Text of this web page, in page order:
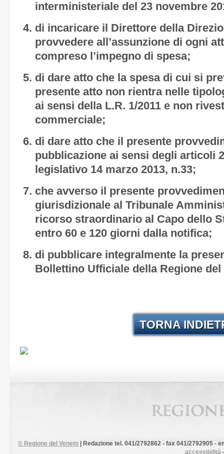
interministeriale del 23 novembre
di incaricare il Direttore della
provvedere all’assunzione di ogni
compreso l’impegno di spesa;
di dare atto che la spesa di cui si
presente atto non rientra nelle
ai sensi della L.R. 1/2011 e non
commerciale;
di dare atto che il presente
pubblicazione ai sensi degli articoli
legislativo 14 marzo 2013, n.33;
che avverso il presente
giurisdizionale al Tribunale
ricorso straordinario al Capo dello
entro 60 e 120 giorni dalla notifica;
di pubblicare integralmente la
Bollettino Ufficiale della Regione del
TORNA
© Regione del Veneto
| Redazione tel. 041/2792862 - fax 041/2792905 -
accessibilità